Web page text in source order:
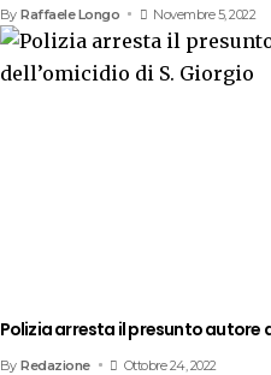
By Raffaele Longo Novembre 5, 2022
Polizia arresta il presunto autore
By Redazione Ottobre 24, 2022